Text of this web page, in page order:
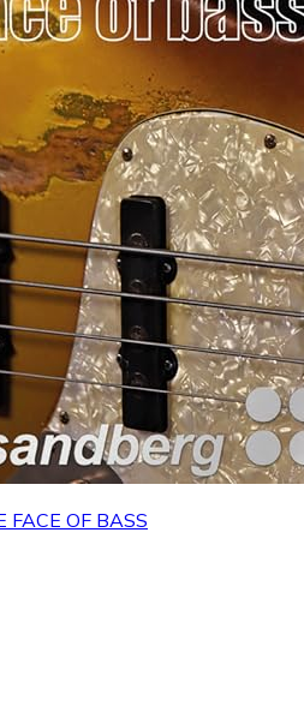
FACE OF BASS